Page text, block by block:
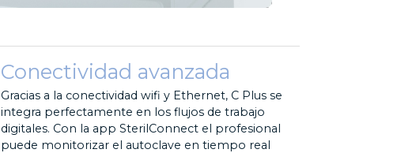
Conectividad avanzada
Gracias a la conectividad wifi y Ethernet, C Plus se
integra perfectamente en los flujos de trabajo
digitales. Con la app SterilConnect el profesional
puede monitorizar el autoclave en tiempo real